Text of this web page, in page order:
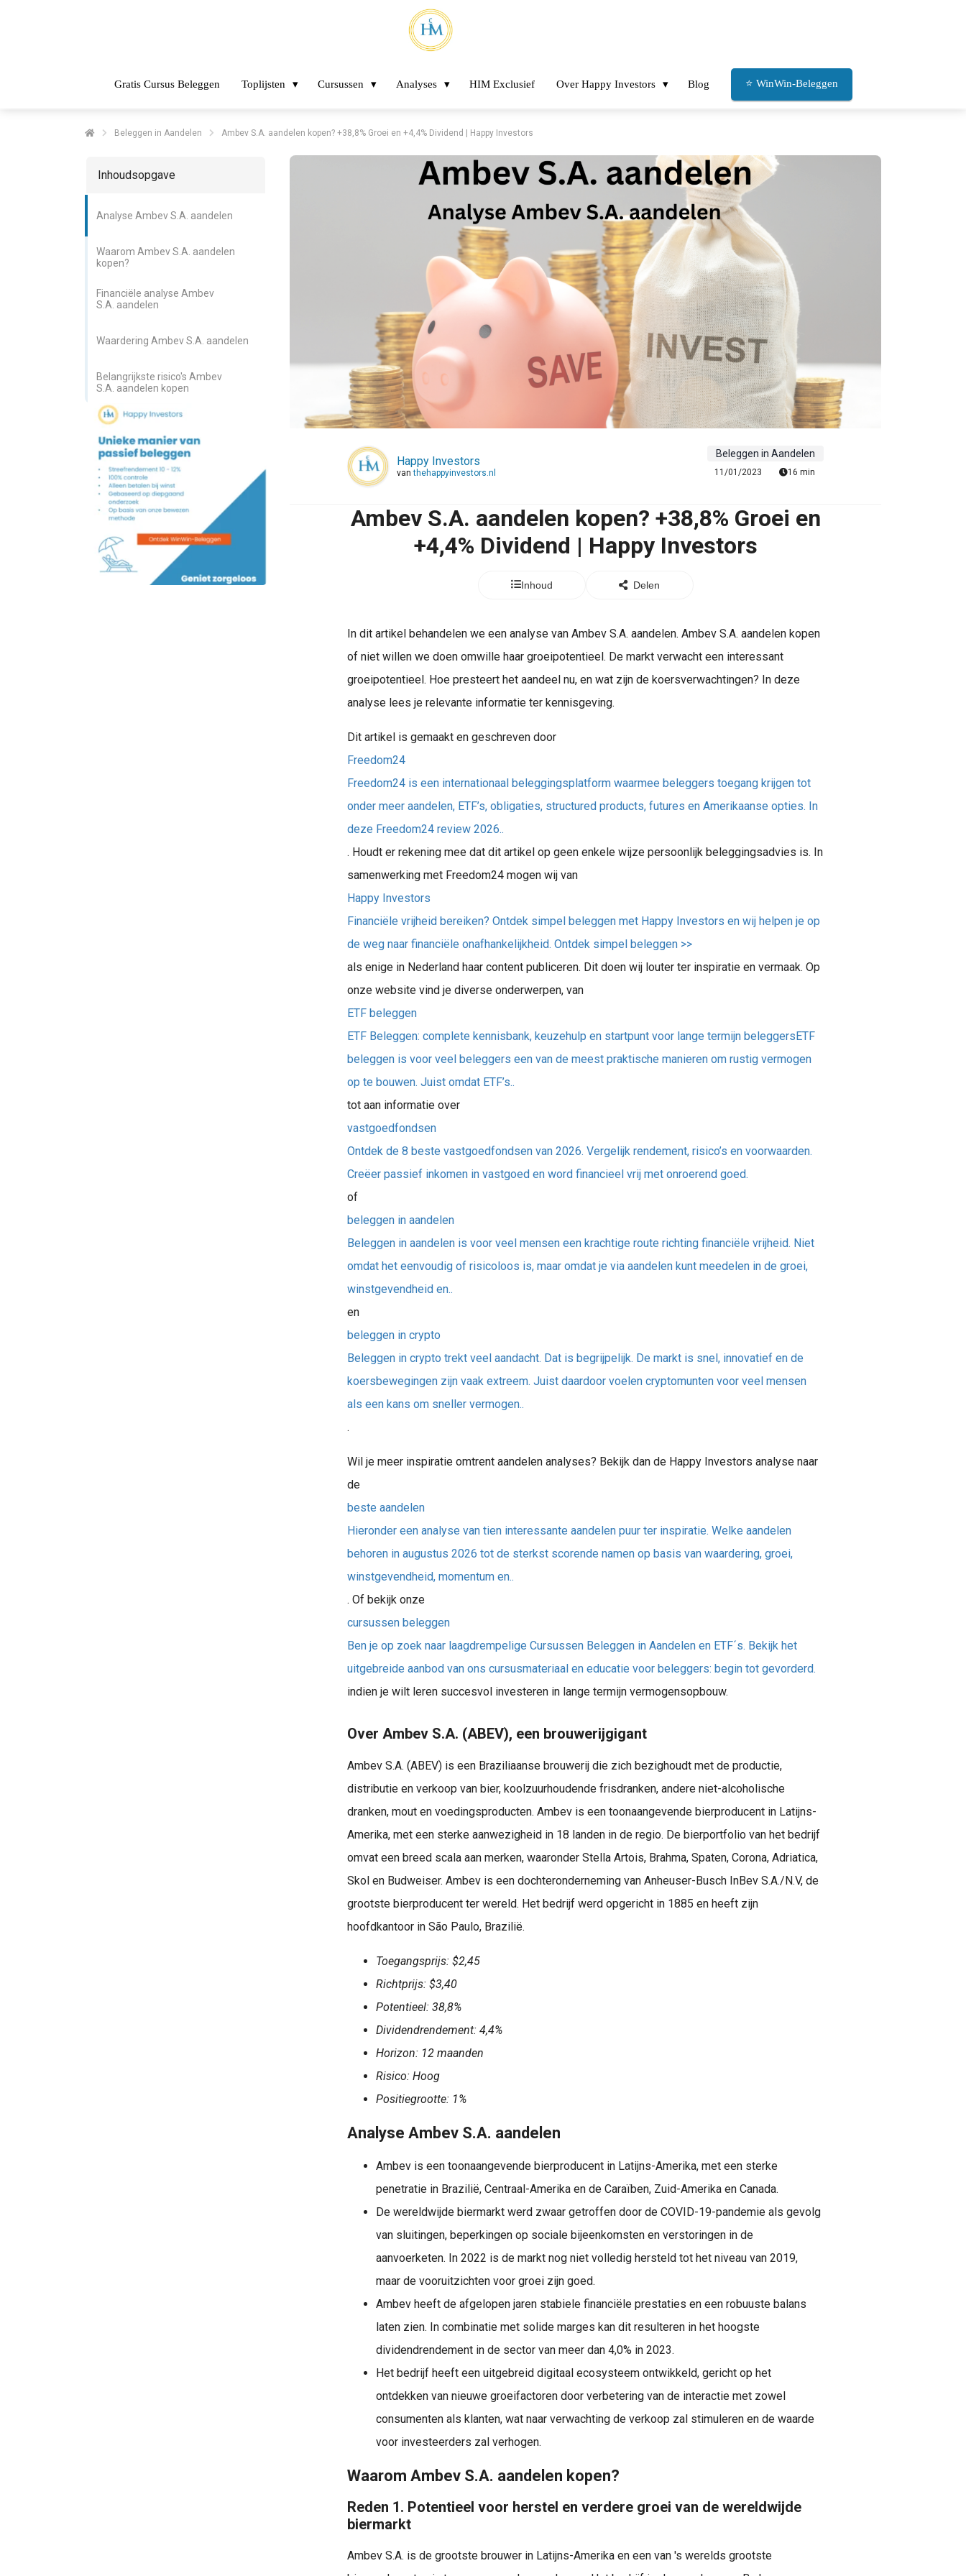
Gratis Cursus Beleggen Toplijsten Cursussen Analyses HIM Exclusief Over Happy Investors Blog ⭐ WinWin-Beleggen
Beleggen in Aandelen Ambev S.A. aandelen kopen? +38,8% Groei en +4,4% Dividend | Happy Investors
Inhoudsopgave
Analyse Ambev S.A. aandelen
Waarom Ambev S.A. aandelen
kopen?
Financiële analyse Ambev
S.A. aandelen
Waardering Ambev S.A. aandelen
Belangrijkste risico's Ambev
S.A. aandelen kopen
Happy Investors
vanthehappyinvestors.nl
Beleggen in Aandelen
11/01/2023 16 min
Ambev S.A. aandelen kopen? +38,8% Groei en
+4,4% Dividend | Happy Investors
Inhoud Delen
In dit artikel behandelen we een analyse van Ambev S.A. aandelen. Ambev S.A. aandelen kopen
of niet willen we doen omwille haar groeipotentieel. De markt verwacht een interessant
groeipotentieel. Hoe presteert het aandeel nu, en wat zijn de koersverwachtingen? In deze
analyse lees je relevante informatie ter kennisgeving.
Dit artikel is gemaakt en geschreven door
Freedom24
Freedom24 is een internationaal beleggingsplatform waarmee beleggers toegang krijgen tot
onder meer aandelen, ETF’s, obligaties, structured products, futures en Amerikaanse opties. In
deze Freedom24 review 2026..
. Houdt er rekening mee dat dit artikel op geen enkele wijze persoonlijk beleggingsadvies is. In
samenwerking met Freedom24 mogen wij van
Happy Investors
Financiële vrijheid bereiken? Ontdek simpel beleggen met Happy Investors en wij helpen je op
de weg naar financiële onafhankelijkheid. Ontdek simpel beleggen >>
als enige in Nederland haar content publiceren. Dit doen wij louter ter inspiratie en vermaak. Op
onze website vind je diverse onderwerpen, van
ETF beleggen
ETF Beleggen: complete kennisbank, keuzehulp en startpunt voor lange termijn beleggersETF
beleggen is voor veel beleggers een van de meest praktische manieren om rustig vermogen
op te bouwen. Juist omdat ETF’s..
tot aan informatie over
vastgoedfondsen
Ontdek de 8 beste vastgoedfondsen van 2026. Vergelijk rendement, risico’s en voorwaarden.
Creëer passief inkomen in vastgoed en word financieel vrij met onroerend goed.
of
beleggen in aandelen
Beleggen in aandelen is voor veel mensen een krachtige route richting financiële vrijheid. Niet
omdat het eenvoudig of risicoloos is, maar omdat je via aandelen kunt meedelen in de groei,
winstgevendheid en..
en
beleggen in crypto
Beleggen in crypto trekt veel aandacht. Dat is begrijpelijk. De markt is snel, innovatief en de
koersbewegingen zijn vaak extreem. Juist daardoor voelen cryptomunten voor veel mensen
als een kans om sneller vermogen..
.
Wil je meer inspiratie omtrent aandelen analyses? Bekijk dan de Happy Investors analyse naar
de
beste aandelen
Hieronder een analyse van tien interessante aandelen puur ter inspiratie. Welke aandelen
behoren in augustus 2026 tot de sterkst scorende namen op basis van waardering, groei,
winstgevendheid, momentum en..
. Of bekijk onze
cursussen beleggen
Ben je op zoek naar laagdrempelige Cursussen Beleggen in Aandelen en ETF´s. Bekijk het
uitgebreide aanbod van ons cursusmateriaal en educatie voor beleggers: begin tot gevorderd.
indien je wilt leren succesvol investeren in lange termijn vermogensopbouw.
Over Ambev S.A. (ABEV), een brouwerijgigant
Ambev S.A. (ABEV) is een Braziliaanse brouwerij die zich bezighoudt met de productie,
distributie en verkoop van bier, koolzuurhoudende frisdranken, andere niet-alcoholische
dranken, mout en voedingsproducten. Ambev is een toonaangevende bierproducent in Latijns-
Amerika, met een sterke aanwezigheid in 18 landen in de regio. De bierportfolio van het bedrijf
omvat een breed scala aan merken, waaronder Stella Artois, Brahma, Spaten, Corona, Adriatica,
Skol en Budweiser. Ambev is een dochteronderneming van Anheuser-Busch InBev S.A./N.V, de
grootste bierproducent ter wereld. Het bedrijf werd opgericht in 1885 en heeft zijn
hoofdkantoor in São Paulo, Brazilië.
Toegangsprijs: $2,45
Richtprijs: $3,40
Potentieel: 38,8%
Dividendrendement: 4,4%
Horizon: 12 maanden
Risico: Hoog
Positiegrootte: 1%
Analyse Ambev S.A. aandelen
Ambev is een toonaangevende bierproducent in Latijns-Amerika, met een sterke
penetratie in Brazilië, Centraal-Amerika en de Caraïben, Zuid-Amerika en Canada.
De wereldwijde biermarkt werd zwaar getroffen door de COVID-19-pandemie als gevolg
van sluitingen, beperkingen op sociale bijeenkomsten en verstoringen in de
aanvoerketen. In 2022 is de markt nog niet volledig hersteld tot het niveau van 2019,
maar de vooruitzichten voor groei zijn goed.
Ambev heeft de afgelopen jaren stabiele financiële prestaties en een robuuste balans
laten zien. In combinatie met solide marges kan dit resulteren in het hoogste
dividendrendement in de sector van meer dan 4,0% in 2023.
Het bedrijf heeft een uitgebreid digitaal ecosysteem ontwikkeld, gericht op het
ontdekken van nieuwe groeifactoren door verbetering van de interactie met zowel
consumenten als klanten, wat naar verwachting de verkoop zal stimuleren en de waarde
voor investeerders zal verhogen.
Waarom Ambev S.A. aandelen kopen?
Reden 1. Potentieel voor herstel en verdere groei van de wereldwijde
biermarkt
Ambev S.A. is de grootste brouwer in Latijns-Amerika en een van 's werelds grootste